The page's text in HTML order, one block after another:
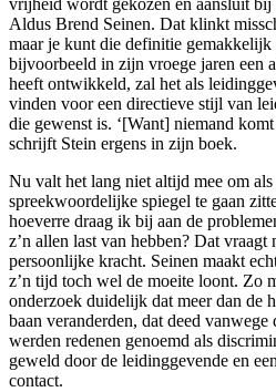
vrijheid wordt gekozen en aansluit
Aldus Brend Seinen. Dat klinkt
maar je kunt die definitie gemakkelijk
bijvoorbeeld in zijn vroege jaren een
heeft ontwikkeld, zal het als
vinden voor een directieve stijl van
die gewenst is. ‘[Want] niemand
schrijft Stein ergens in zijn boek.
Nu valt het lang niet altijd mee om
spreekwoordelijke spiegel te gaan
hoeverre draag ik bij aan de
z’n allen last van hebben? Dat vraagt
persoonlijke kracht. Seinen maakt
z’n tijd toch wel de moeite loont. Zo
onderzoek duidelijk dat meer dan de
baan veranderden, dat deed
werden redenen genoemd als
geweld door de leidinggevende en
contact.